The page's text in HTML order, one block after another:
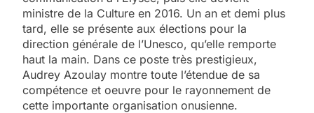
ministre de la Culture en 2016. Un an et demi plus
tard, elle se présente aux élections pour la
direction générale de l’Unesco, qu’elle remporte
haut la main. Dans ce poste très prestigieux,
Audrey Azoulay montre toute l’étendue de sa
compétence et oeuvre pour le rayonnement de
cette importante organisation onusienne.